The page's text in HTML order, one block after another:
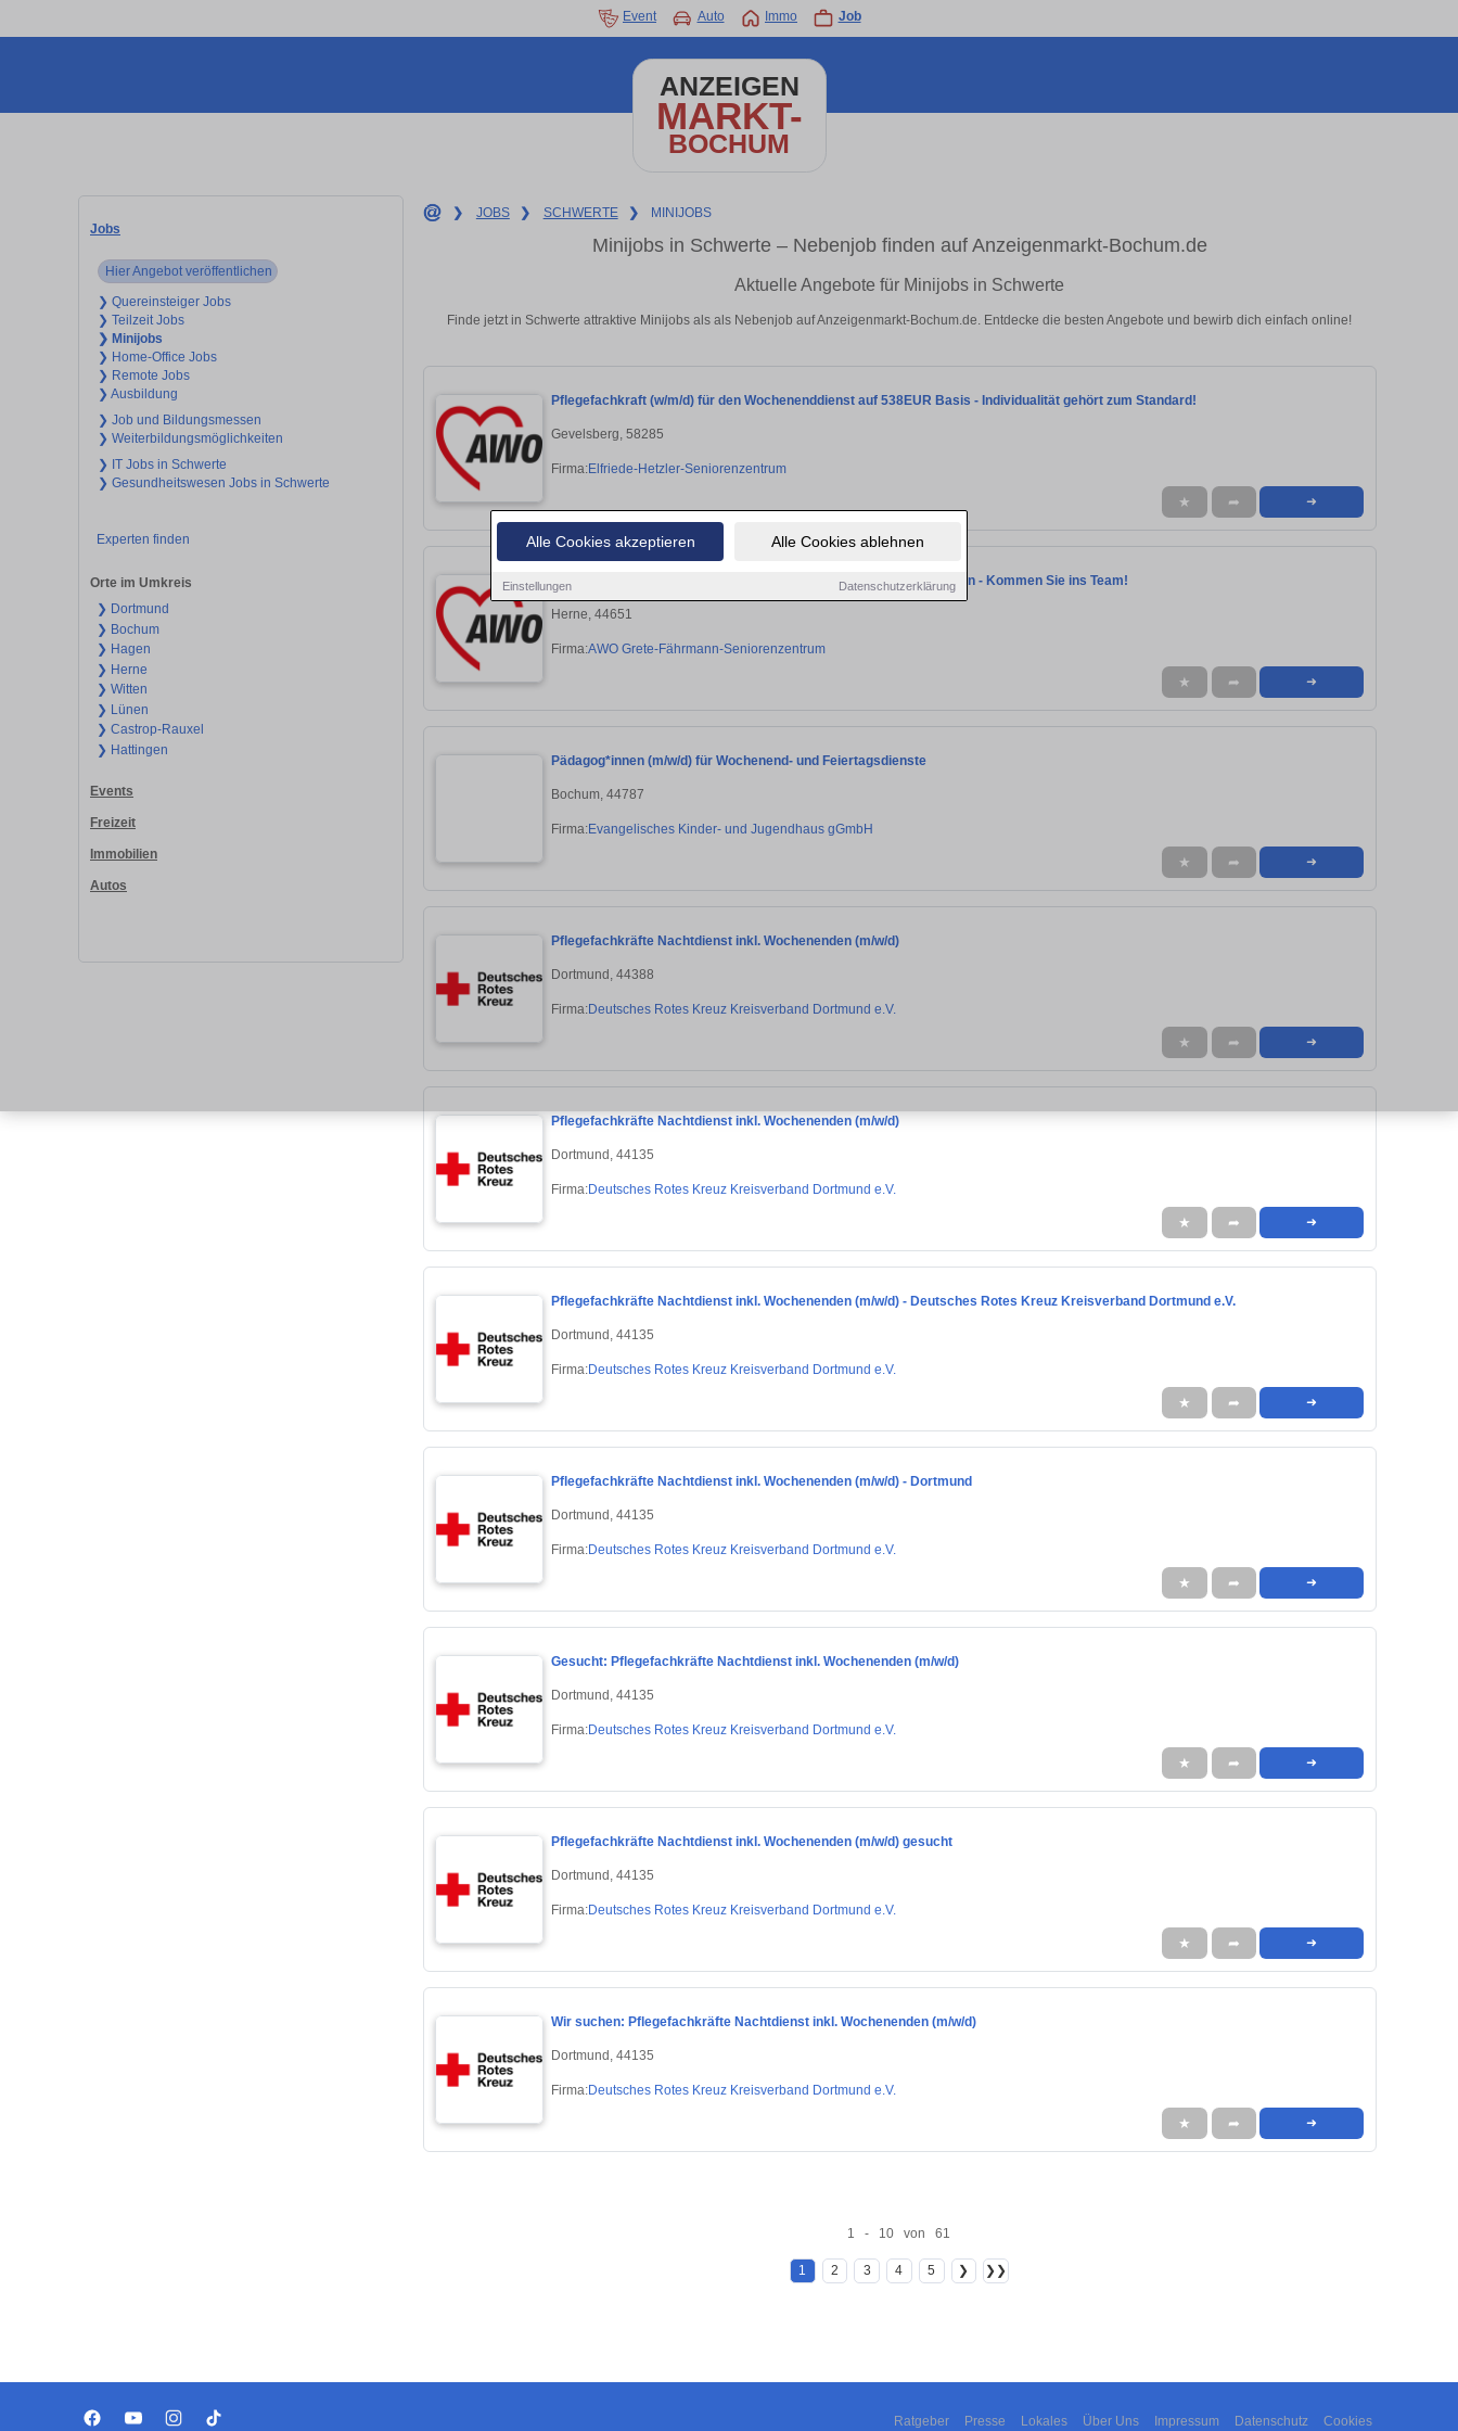
Alle Cookies akzeptieren Alle Cookies ablehnen
Einstellungen Datenschutzerklärung
Event Auto Immo Job
ANZEIGEN
MARKT-
BOCHUM
Jobs
Hier Angebot veröffentlichen
❯ Quereinsteiger Jobs
❯ Teilzeit Jobs
❯ Minijobs
❯ Home-Office Jobs
❯ Remote Jobs
❯ Ausbildung
❯ Job und Bildungsmessen
❯ Weiterbildungsmöglichkeiten
❯ IT Jobs in Schwerte
❯ Gesundheitswesen Jobs in Schwerte
Experten finden
Orte im Umkreis
❯ Dortmund
❯ Bochum
❯ Hagen
❯ Herne
❯ Witten
❯ Lünen
❯ Castrop-Rauxel
❯ Hattingen
Events
Freizeit
Immobilien
Autos
❯ JOBS ❯ SCHWERTE ❯ MINIJOBS
Minijobs in Schwerte – Nebenjob finden auf Anzeigenmarkt-Bochum.de
Aktuelle Angebote für Minijobs in Schwerte
Finde jetzt in Schwerte attraktive Minijobs als als Nebenjob auf Anzeigenmarkt-Bochum.de. Entdecke die besten Angebote und bewirb dich einfach online!
Pflegefachkraft (w/m/d) für den Wochenenddienst auf 538EUR Basis - Individualität gehört zum Standard!
Gevelsberg, 58285
Firma:Elfriede-Hetzler-Seniorenzentrum
★ ➦ ➜
Pflegefachkraft (m/w/d) auf geringfügiger Basis für die Wochenenden - Kommen Sie ins Team!
Herne, 44651
Firma:AWO Grete-Fährmann-Seniorenzentrum
★ ➦ ➜
Pädagog*innen (m/w/d) für Wochenend- und Feiertagsdienste
Bochum, 44787
Firma:Evangelisches Kinder- und Jugendhaus gGmbH
★ ➦ ➜
Pflegefachkräfte Nachtdienst inkl. Wochenenden (m/w/d)
Dortmund, 44388
Firma:Deutsches Rotes Kreuz Kreisverband Dortmund e.V.
★ ➦ ➜
Pflegefachkräfte Nachtdienst inkl. Wochenenden (m/w/d)
Dortmund, 44135
Firma:Deutsches Rotes Kreuz Kreisverband Dortmund e.V.
★ ➦ ➜
Pflegefachkräfte Nachtdienst inkl. Wochenenden (m/w/d) - Deutsches Rotes Kreuz Kreisverband Dortmund e.V.
Dortmund, 44135
Firma:Deutsches Rotes Kreuz Kreisverband Dortmund e.V.
★ ➦ ➜
Pflegefachkräfte Nachtdienst inkl. Wochenenden (m/w/d) - Dortmund
Dortmund, 44135
Firma:Deutsches Rotes Kreuz Kreisverband Dortmund e.V.
★ ➦ ➜
Gesucht: Pflegefachkräfte Nachtdienst inkl. Wochenenden (m/w/d)
Dortmund, 44135
Firma:Deutsches Rotes Kreuz Kreisverband Dortmund e.V.
★ ➦ ➜
Pflegefachkräfte Nachtdienst inkl. Wochenenden (m/w/d) gesucht
Dortmund, 44135
Firma:Deutsches Rotes Kreuz Kreisverband Dortmund e.V.
★ ➦ ➜
Wir suchen: Pflegefachkräfte Nachtdienst inkl. Wochenenden (m/w/d)
Dortmund, 44135
Firma:Deutsches Rotes Kreuz Kreisverband Dortmund e.V.
★ ➦ ➜
1 - 10 von 61
1 2 3 4 5 ❯ ❯❯
Ratgeber Presse Lokales Über Uns Impressum Datenschutz Cookies